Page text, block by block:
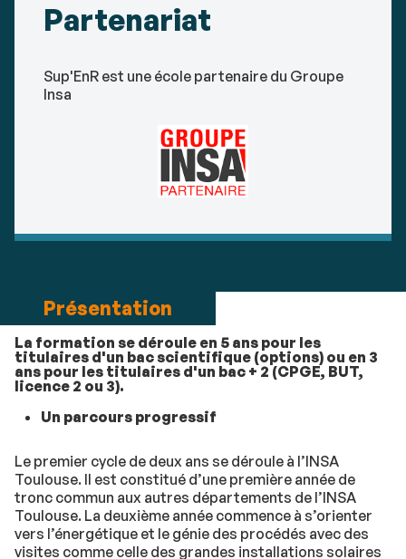
Partenariat
Sup'EnR est une école partenaire du Groupe
Insa
Présentation
La formation se déroule en 5 ans pour les
titulaires d'un bac scientifique (options) ou en 3
ans pour les titulaires d'un bac + 2 (CPGE, BUT,
licence 2 ou 3).
Un parcours progressif
Le premier cycle de deux ans se déroule à l’INSA
Toulouse. Il est constitué d’une première année de
tronc commun aux autres départements de l’INSA
Toulouse. La deuxième année commence à s’orienter
vers l’énergétique et le génie des procédés avec des
visites comme celle des grandes installations solaires